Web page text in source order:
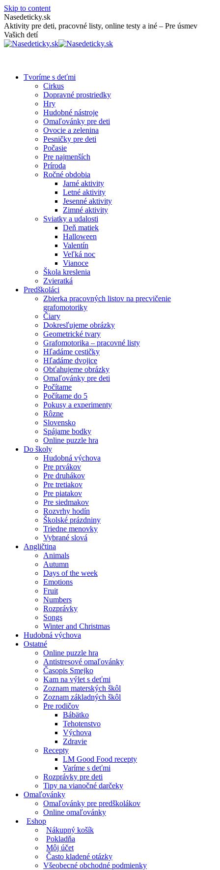
Skip to content
Nasedeticky.sk
Aktivity pre deti, pracovné listy, online testy a iné – Pre úsmev
Vašich detí
Tvoríme s deťmi
Cirkus
Dopravné prostriedky
Hry
Hudobné nástroje
Omaľovánky pre deti
Ovocie a zelenina
Pesničky pre deti
Počasie
Pre najmenších
Príroda
Ročné obdobia
Jarné aktivity
Letné aktivity
Jesenné aktivity
Zimné aktivity
Sviatky a udalosti
Deň matiek
Halloween
Valentín
Veľká noc
Vianoce
Škola kreslenia
Zvieratká
Predškoláci
Zbierka pracovných listov na precvičenie
grafomotoriky
Čiary
Dokresľujeme obrázky
Geometrické tvary
Grafomotorika – pracovné listy
Hľadáme cestičky
Hľadáme dvojice
Obťahujeme obrázky
Omaľovánky pre deti
Počítame
Počítame do 5
Pokusy a experimenty
Rôzne
Slovensko
Spájame bodky
Online puzzle hra
Do školy
Hudobná výchova
Pre prvákov
Pre druhákov
Pre tretiakov
Pre piatakov
Pre siedmakov
Rozvrhy hodín
Školské prázdniny
Triedne menovky
Vybrané slová
Angličtina
Animals
Autumn
Days of the week
Emotions
Fruit
Numbers
Rozprávky
Songs
Winter and Christmas
Hudobná výchova
Ostatné
Online puzzle hra
Antistresové omaľovánky
Časopis Smejko
Kam na výlet s deťmi
Zoznam materských škôl
Zoznam základných škôl
Pre rodičov
Bábätko
Tehotenstvo
Výchova
Zdravie
Recepty
LM Good Food recepty
Varíme s deťmi
Rozprávky pre deti
Tipy na vianočné darčeky
Omaľovánky
Omaľovánky pre predškolákov
Online omaľovánky
Eshop
Nákupný košík
Pokladňa
Môj účet
Často kladené otázky
Všeobecné obchodné podmienky